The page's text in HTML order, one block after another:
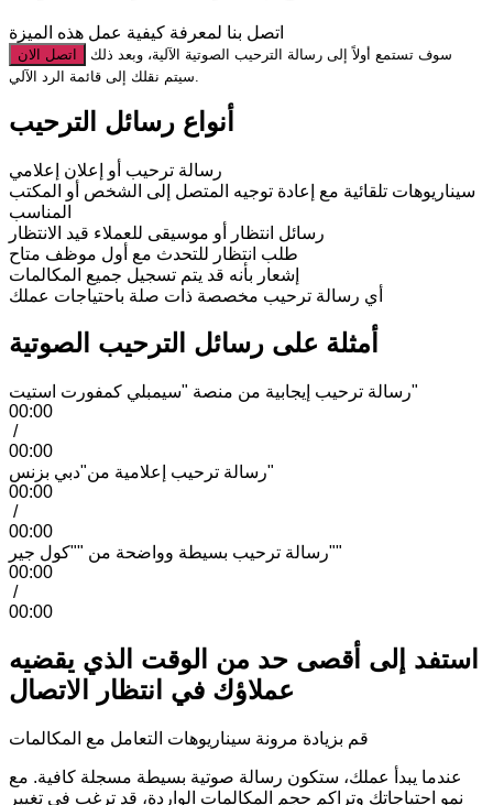
اتصل بنا لمعرفة كيفية عمل هذه الميزة
اتصل الان
سوف تستمع أولاً إلى رسالة الترحيب الصوتية الآلية، وبعد ذلك
أنواع رسائل الترحيب
رسالة ترحيب أو إعلان إعلامي
سيناريوهات تلقائية مع إعادة توجيه المتصل إلى الشخص أو المكتب
المناسب
رسائل انتظار أو موسيقى للعملاء قيد الانتظار
طلب انتظار للتحدث مع أول موظف متاح
إشعار بأنه قد يتم تسجيل جميع المكالمات
أي رسالة ترحيب مخصصة ذات صلة باحتياجات عملك
أمثلة على رسائل الترحيب الصوتية
رسالة ترحيب إيجابية من منصة "سيمبلي كمفورت استيت"
00:00
/
00:00
رسالة ترحيب إعلامية من"دبي بزنس"
00:00
/
00:00
رسالة ترحيب بسيطة وواضحة من ""كول جير""
00:00
/
00:00
استفد إلى أقصى حد من الوقت الذي يقضيه
عملاؤك في انتظار الاتصال
قم بزيادة مرونة سيناريوهات التعامل مع المكالمات
عندما يبدأ عملك، ستكون رسالة صوتية بسيطة مسجلة كافية. مع
نمو احتياجاتك وتراكم حجم المكالمات الواردة، قد ترغب في تغيير